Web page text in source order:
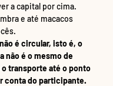
a capital por cima.
e até macacos
é circular, isto é, o
não é o mesmo de
transporte até o ponto
conta do participante.